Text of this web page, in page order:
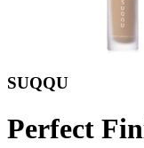
SUQQU
Perfect